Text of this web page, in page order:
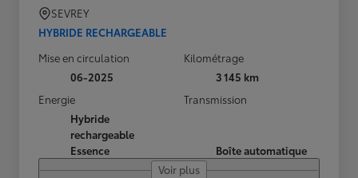
SEVREY
HYBRIDE RECHARGEABLE
Mise en circulation
06-2025
Kilométrage
3 145 km
Energie
Hybride
rechargeable
Essence
Transmission
Boîte automatique
Voir plus